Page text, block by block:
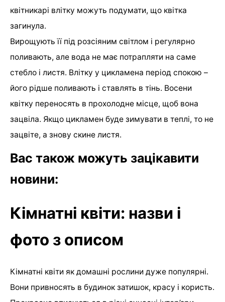
квітникарі влітку можуть подумати, що квітка
загинула.
Вирощують її під розсіяним світлом і регулярно
поливають, але вода не має потрапляти на саме
стебло і листя. Влітку у цикламена період спокою –
його рідше поливають і ставлять в тінь. Восени
квітку переносять в прохолодне місце, щоб вона
зацвіла. Якщо цикламен буде зимувати в теплі, то не
зацвіте, а знову скине листя.
Вас також можуть зацікавити
новини:
Кімнатні квіти: назви і
фото з описом
Кімнатні квіти як домашні рослини дуже популярні.
Вони привносять в будинок затишок, красу і користь.